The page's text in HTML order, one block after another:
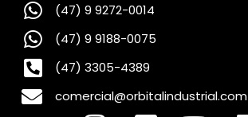
(47) 9 9272-0014
(47) 9 9188-0075
(47) 3305-4389
comercial@orbitalindustrial.com